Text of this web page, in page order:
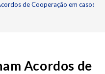
de Cooperação em casos
Acordos de